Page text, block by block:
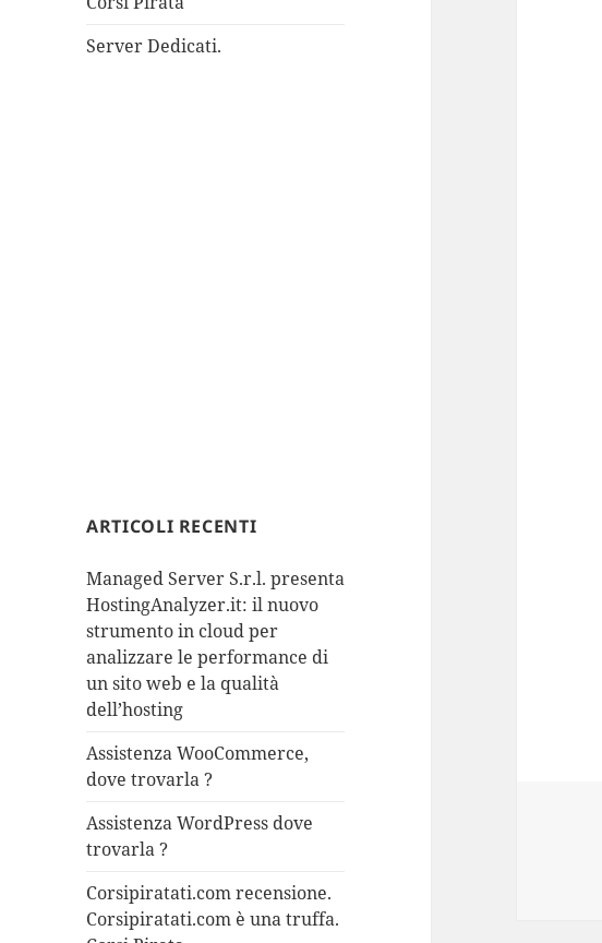
Server Dedicati.
ARTICOLI RECENTI
Managed Server S.r.l. presenta
HostingAnalyzer.it: il nuovo
strumento in cloud per
analizzare le performance di
un sito web e la qualità
dell’hosting
Assistenza WooCommerce,
dove trovarla ?
Assistenza WordPress dove
trovarla ?
Corsipiratati.com recensione.
Corsipiratati.com è una truffa.